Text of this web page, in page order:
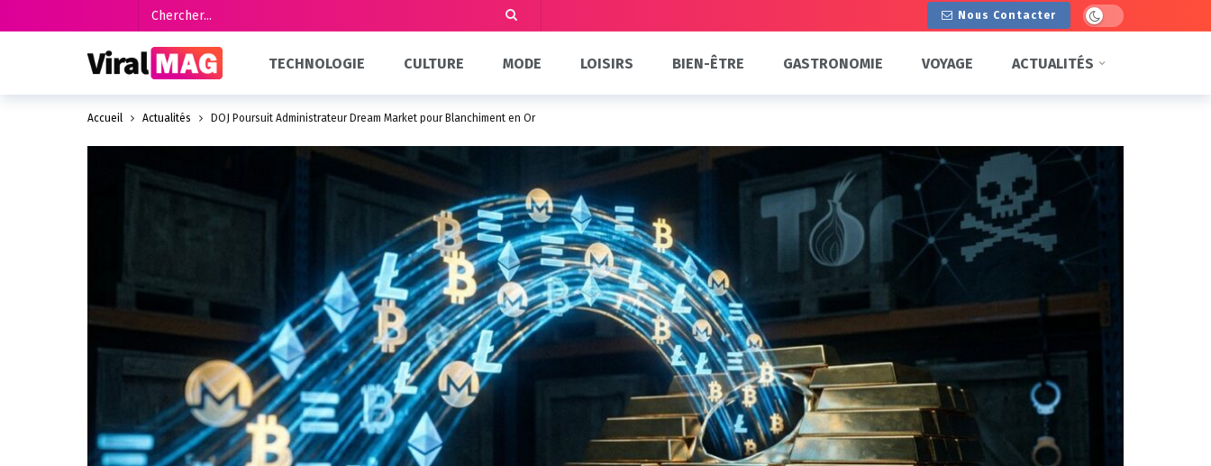
Nous Contacter Dark mode
TECHNOLOGIE CULTURE MODE LOISIRS BIEN-ÊTRE GASTRONOMIE VOYAGE ACTUALITÉS
Accueil Actualités DOJ Poursuit Administrateur Dream Market pour Blanchiment en Or